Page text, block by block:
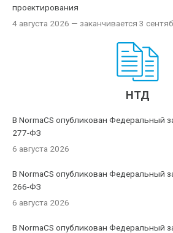
проектирования
4 августа 2026 — заканчивается 3
НТД
В NormaCS опубликован Федеральный
277-ФЗ
6 августа 2026
В NormaCS опубликован Федеральный
266-ФЗ
6 августа 2026
В NormaCS опубликован Федеральный